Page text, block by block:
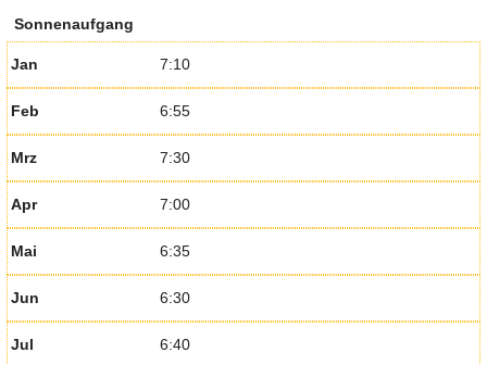
Sonnenaufgang
Jan 7:10
Feb 6:55
Mrz 7:30
Apr 7:00
Mai 6:35
Jun 6:30
Jul 6:40